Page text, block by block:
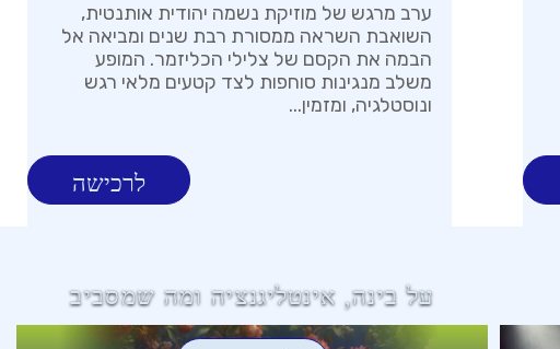
ערב מרגש של מוזיקת נשמה יהודית אותנטית,
השואבת השראה ממסורת רבת שנים ומביאה אל
הבמה את הקסם של צלילי הכליזמר. המופע
משלב מנגינות סוחפות לצד קטעים מלאי רגש
ונוסטלגיה, ומזמין...
לרכישה
על בינה, אינטליגנציה ומה שמסביב